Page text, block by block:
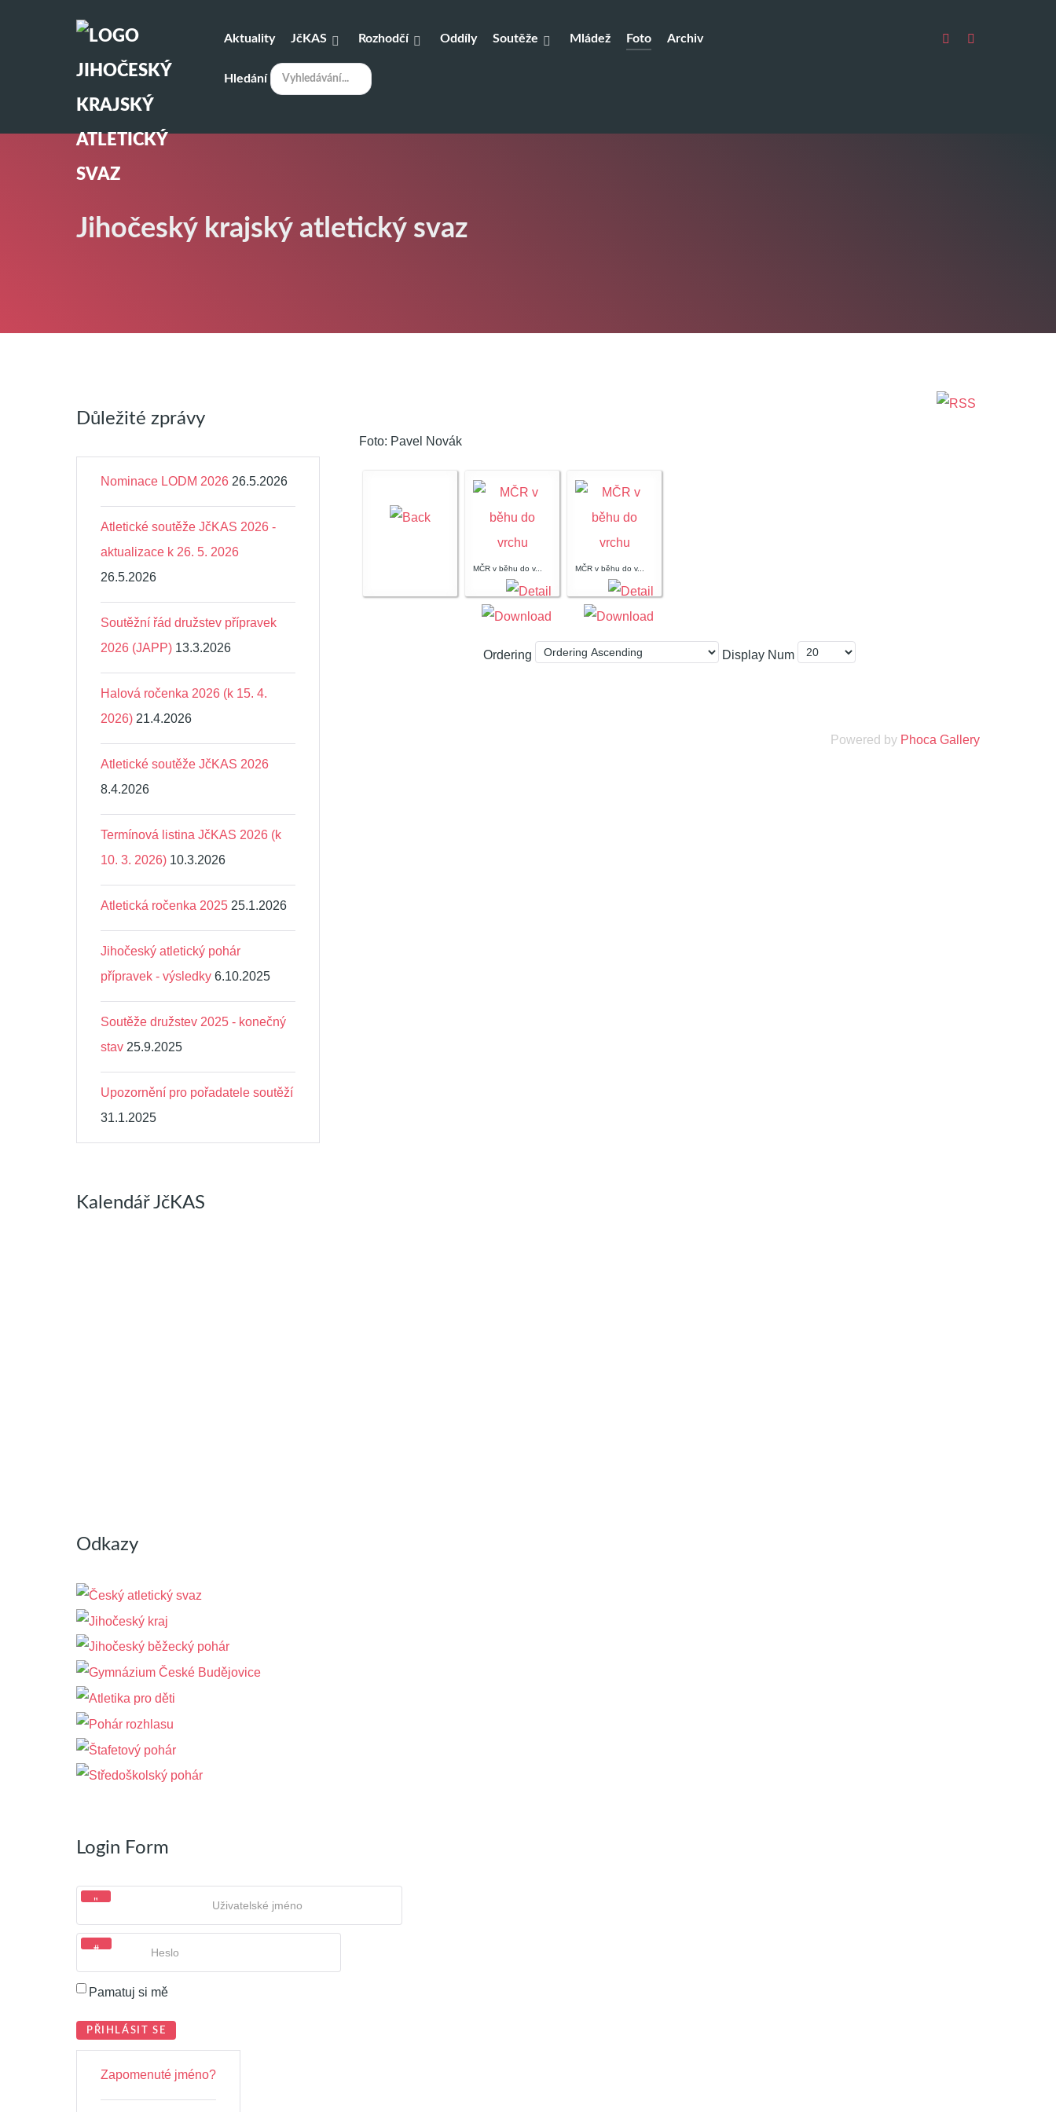
Aktuality JčKAS Rozhodčí Oddíly Soutěže Mládež Foto Archiv
Hledání
Jihočeský krajský atletický svaz
Důležité zprávy
Nominace LODM 2026 26.5.2026
Atletické soutěže JčKAS 2026 -
aktualizace k 26. 5. 2026
26.5.2026
Soutěžní řád družstev přípravek
2026 (JAPP) 13.3.2026
Halová ročenka 2026 (k 15. 4.
2026) 21.4.2026
Atletické soutěže JčKAS 2026
8.4.2026
Termínová listina JčKAS 2026 (k
10. 3. 2026) 10.3.2026
Atletická ročenka 2025 25.1.2026
Jihočeský atletický pohár
přípravek - výsledky 6.10.2025
Soutěže družstev 2025 - konečný
stav 25.9.2025
Upozornění pro pořadatele soutěží
31.1.2025
Kalendář JčKAS
Odkazy
Login Form
Pamatuj si mě
PŘIHLÁSIT SE
Zapomenuté jméno?
Foto: Pavel Novák
MČR v běhu do v... MČR v běhu do v...
Ordering Display Num
Powered by Phoca Gallery